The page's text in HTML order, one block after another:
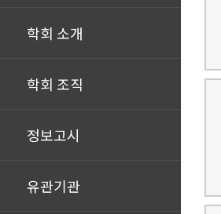
학회 소개
학회 조직
정보고시
유관기관